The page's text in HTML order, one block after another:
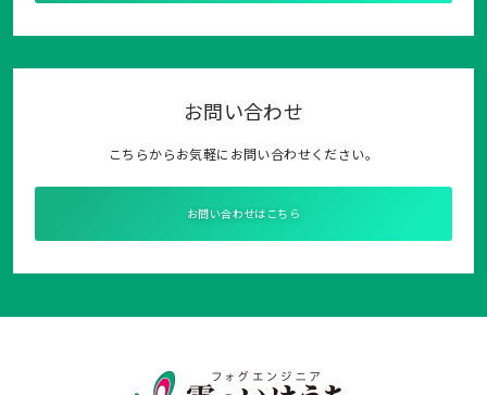
お問い合わせ
こちらからお気軽にお問い合わせください。
お問い合わせはこちら